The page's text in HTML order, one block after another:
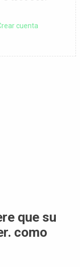
cuenta
que su
como